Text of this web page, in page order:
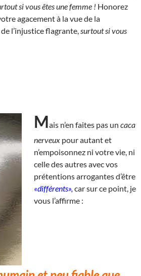
si vous êtes une femme ! Honorez
agacement à la vue de la
l’injustice flagrante, surtout si vous
Mais n’en faites pas un caca
nerveux pour autant et
n’empoisonnez ni votre vie, ni
celle des autres avec vos
prétentions arrogantes d’être
«différents», car sur ce point, je
vous l’affirme :